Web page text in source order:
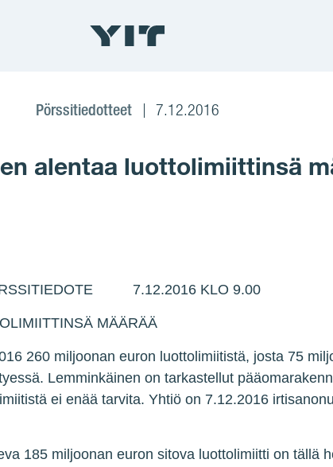
Pörssitiedotteet 7.12.2016
alentaa luottolimiittinsä
7.12.2016 KLO 9.00
MÄÄRÄÄ
260 miljoonan euron luottolimiitistä, josta 75
Lemminkäinen on tarkastellut
ei enää tarvita. Yhtiö on 7.12.2016
185 miljoonan euron sitova luottolimiitti on tällä